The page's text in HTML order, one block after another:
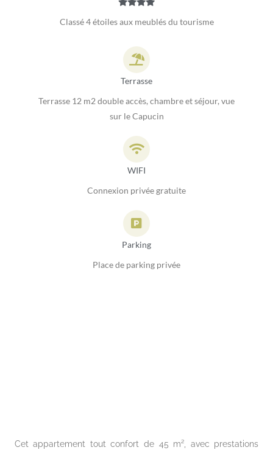
Classé 4 étoiles aux meublés du tourisme
Terrasse
Terrasse 12 m2 double accès, chambre et séjour, vue
sur le Capucin
WIFI
Connexion privée gratuite
Parking
Place de parking privée
Cet appartement tout confort de 45 m², avec prestations